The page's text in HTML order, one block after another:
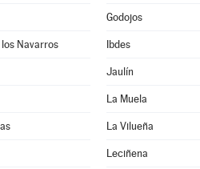
Godojos
Navarros Ibdes
Jaulín
La Muela
La Vilueña
Leciñena